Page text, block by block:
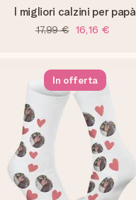
I migliori calzini per papà
17,99 € 16,16 €
In offerta